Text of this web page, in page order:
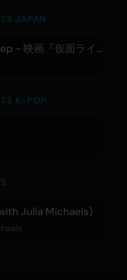
JAPAN
Dreams Never Sleep - 映画『仮面ライダーゼッツ さよならのミッション』主題歌
K-POP
Julia Michaels)